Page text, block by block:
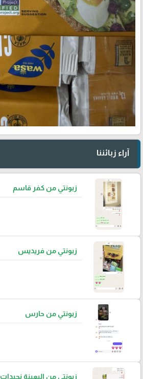
آراء زبائننا
زبونتي من كفر قاسم
زبونتي من فريديس
زبونتي من حارس
زبونتي من البعينة نجيدات